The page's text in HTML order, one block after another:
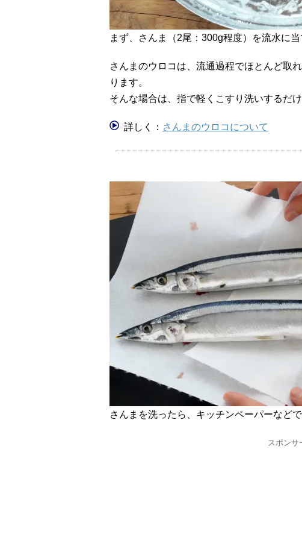
まず、さんま（2尾：300g程度）を流水に当
さんまのウロコは、流通過程でほとんど取
ります。
そんな場合は、指で軽くこすり洗いするだ
詳しく： さんまのウロコについて
さんまを洗ったら、キッチンペーパーなど
スポンサ